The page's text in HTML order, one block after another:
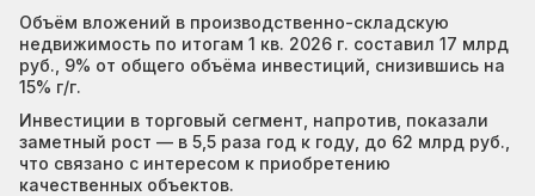
Объём вложений в производственно-складскую
недвижимость по итогам 1 кв. 2026 г. составил 17 млрд
руб., 9% от общего объёма инвестиций, снизившись на
15% г/г.
Инвестиции в торговый сегмент, напротив, показали
заметный рост — в 5,5 раза год к году, до 62 млрд руб.,
что связано с интересом к приобретению
качественных объектов.